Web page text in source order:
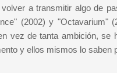
a transmitir algo de
(2002) y "Octavarium"
vez de tanta ambición, se
y ellos mismos lo saben